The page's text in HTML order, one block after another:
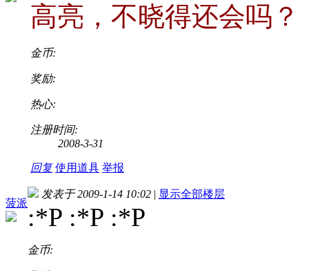
高亮，不晓得还会吗？
金币:
奖励:
热心:
注册时间:
2008-3-31
回复 使用道具 举报
菠派
发表于 2009-1-14 10:02 | 显示全部楼层
:*P :*P :*P
金币: